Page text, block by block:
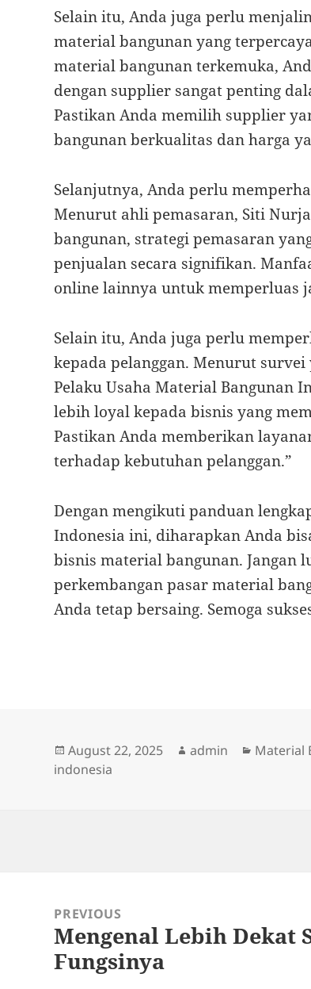
Selain itu, Anda juga perlu
material bangunan yang
material bangunan terkemuka,
dengan supplier sangat penting
Pastikan Anda memilih supplier
bangunan berkualitas dan harga
Selanjutnya, Anda perlu
Menurut ahli pemasaran, Siti
bangunan, strategi pemasaran
penjualan secara signifikan.
online lainnya untuk memperluas
Selain itu, Anda juga perlu
kepada pelanggan. Menurut
Pelaku Usaha Material Bangunan
lebih loyal kepada bisnis yang
Pastikan Anda memberikan
terhadap kebutuhan pelanggan.”
Dengan mengikuti panduan
Indonesia ini, diharapkan Anda
bisnis material bangunan. Jangan
perkembangan pasar material
Anda tetap bersaing. Semoga
Posted
on
August 22, 2025 Author
admin Material
indonesia
navigationPREVIOUS
Previous
post:
Mengenal Lebih Dekat
Fungsinya